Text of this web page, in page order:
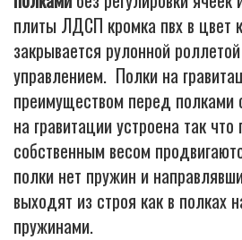
плиты ЛДСП кромка пвх в цвет
закрывается рулонной
управлением. Полки на
преимуществом перед полками
на гравитации устроена так
собственным весом
полки нет пружин и
выходят из строя как в полках
пружинами.